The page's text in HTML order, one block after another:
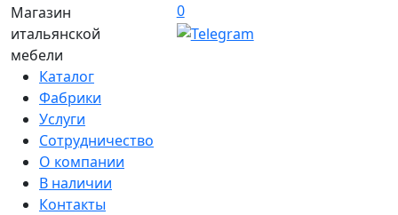
Магазин
итальянской
мебели
0
Каталог
Фабрики
Услуги
Сотрудничество
О компании
В наличии
Контакты